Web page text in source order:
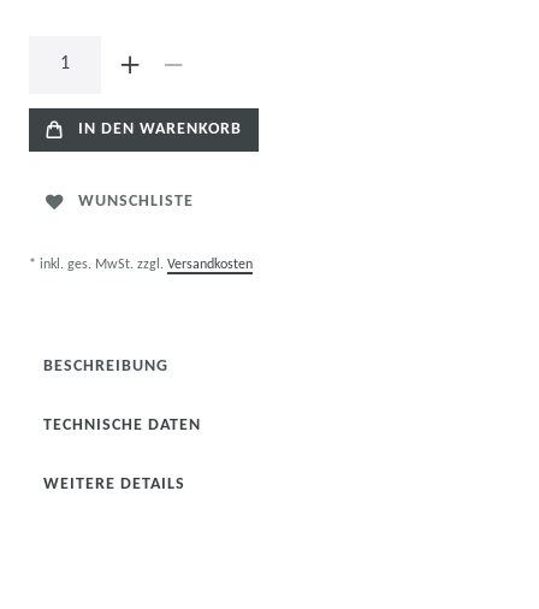
IN DEN WARENKORB
WUNSCHLISTE
* inkl. ges. MwSt. zzgl. Versandkosten
BESCHREIBUNG
TECHNISCHE DATEN
WEITERE DETAILS